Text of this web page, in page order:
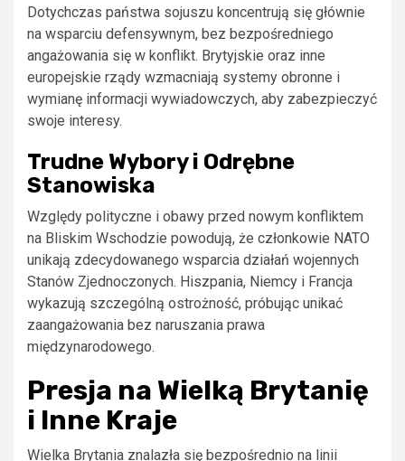
Dotychczas państwa sojuszu koncentrują się głównie
na wsparciu defensywnym, bez bezpośredniego
angażowania się w konflikt. Brytyjskie oraz inne
europejskie rządy wzmacniają systemy obronne i
wymianę informacji wywiadowczych, aby zabezpieczyć
swoje interesy.
Trudne Wybory i Odrębne
Stanowiska
Względy polityczne i obawy przed nowym konfliktem
na Bliskim Wschodzie powodują, że członkowie NATO
unikają zdecydowanego wsparcia działań wojennych
Stanów Zjednoczonych. Hiszpania, Niemcy i Francja
wykazują szczególną ostrożność, próbując unikać
zaangażowania bez naruszania prawa
międzynarodowego.
Presja na Wielką Brytanię
i Inne Kraje
Wielka Brytania znalazła się bezpośrednio na linii